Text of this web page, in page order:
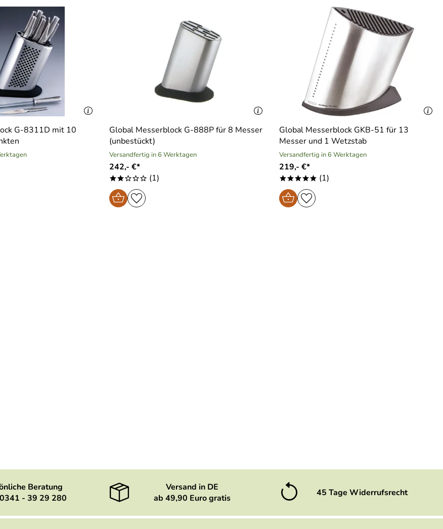
G-8311D mit 10
Global Messerblock G-888P für 8 Messer
(unbestückt)
Versandfertig in 6 Werktagen
242,- €*
**ooo (1)
Global Messerblock GKB-51 für 13
Messer und 1 Wetzstab
Versandfertig in 6 Werktagen
219,- €*
***** (1)
Beratung
- 39 29 280
Versand in DE
ab 49,90 Euro gratis
45 Tage Widerrufsrecht